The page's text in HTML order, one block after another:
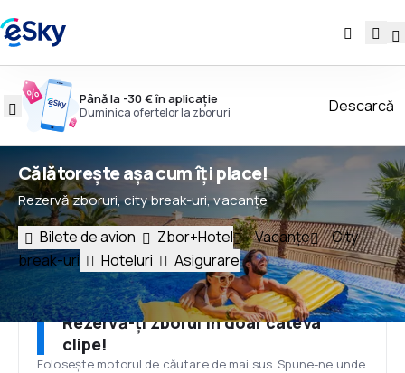
Până la -30 € în aplicație
Duminica ofertelor la zboruri Descarcă
Călătorește așa cum îți place!
Rezervă zboruri, city break-uri, vacanțe
Bilete de avion Zbor+Hotel Vacanțe
City
break-uri
Hoteluri Asigurare
Rezervă-ți zborul în doar câteva
clipe!
Folosește motorul de căutare de mai sus. Spune-ne unde